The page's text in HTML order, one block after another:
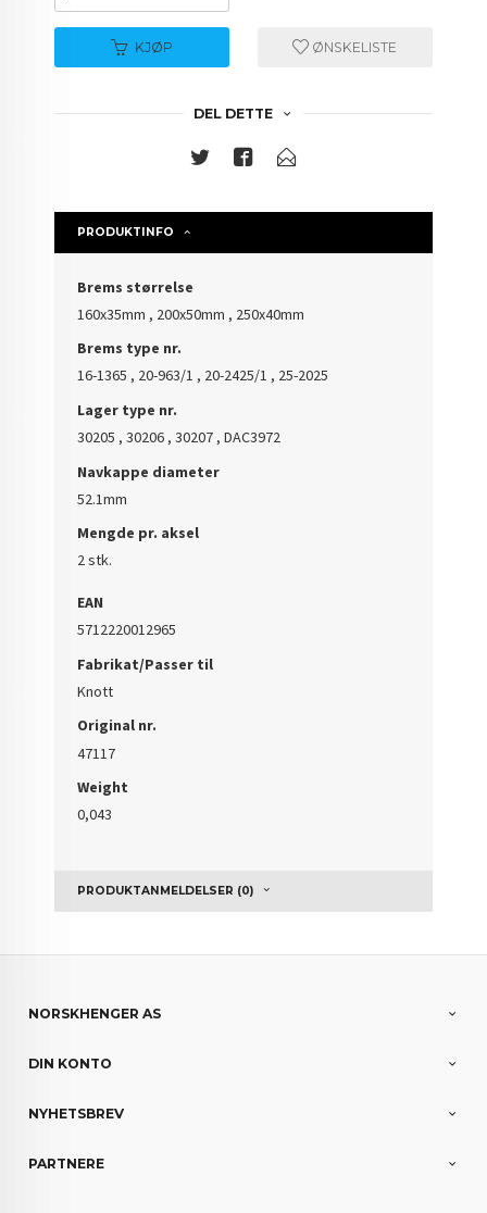
KJØP ØNSKELISTE
DEL DETTE
PRODUKTINFO
Brems størrelse
160x35mm , 200x50mm , 250x40mm
Brems type nr.
16-1365 , 20-963/1 , 20-2425/1 , 25-2025
Lager type nr.
30205 , 30206 , 30207 , DAC3972
Navkappe diameter
52.1mm
Mengde pr. aksel
2 stk.
EAN
5712220012965
Fabrikat/Passer til
Knott
Original nr.
47117
Weight
0,043
PRODUKTANMELDELSER (0)
NORSKHENGER AS
DIN KONTO
NYHETSBREV
PARTNERE